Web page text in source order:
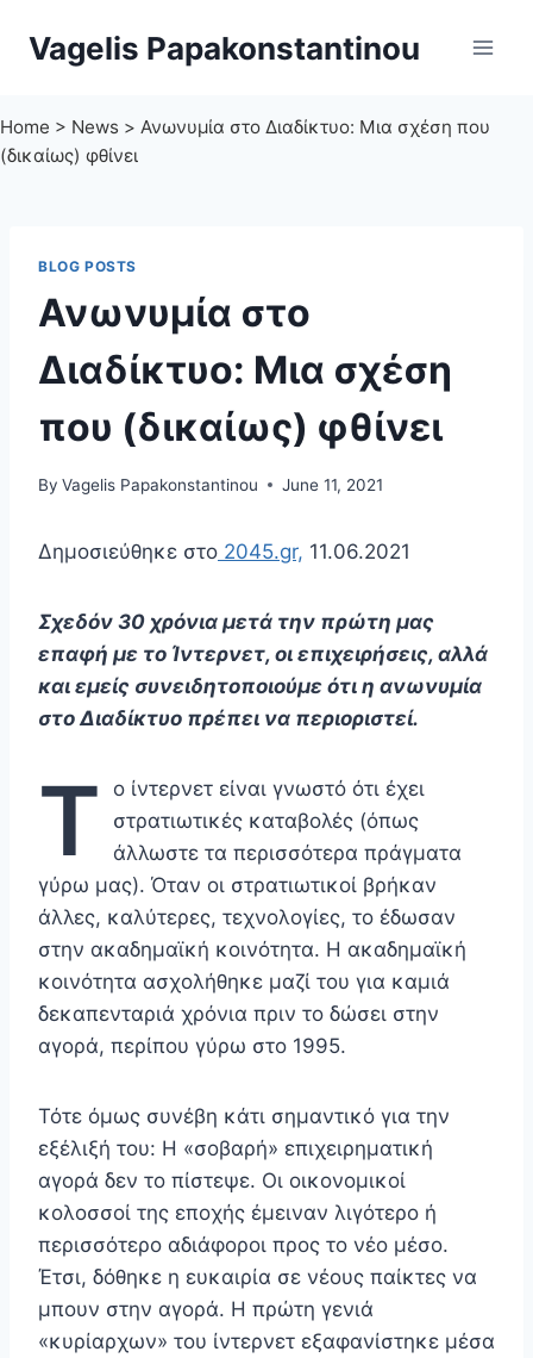
Vagelis Papakonstantinou
Home > News > Ανωνυμία στο Διαδίκτυο: Μια σχέση που
(δικαίως) φθίνει
BLOG POSTS
Ανωνυμία στο
Διαδίκτυο: Μια σχέση
που (δικαίως) φθίνει
By Vagelis Papakonstantinou June 11, 2021
Δημοσιεύθηκε στο 2045.gr, 11.06.2021
Σχεδόν 30 χρόνια μετά την πρώτη μας
επαφή με το Ίντερνετ, οι επιχειρήσεις, αλλά
και εμείς συνειδητοποιούμε ότι η ανωνυμία
στο Διαδίκτυο πρέπει να περιοριστεί.
T
ο ίντερνετ είναι γνωστό ότι έχει
στρατιωτικές καταβολές (όπως
άλλωστε τα περισσότερα πράγματα
γύρω μας). Όταν οι στρατιωτικοί βρήκαν
άλλες, καλύτερες, τεχνολογίες, το έδωσαν
στην ακαδημαϊκή κοινότητα. Η ακαδημαϊκή
κοινότητα ασχολήθηκε μαζί του για καμιά
δεκαπενταριά χρόνια πριν το δώσει στην
αγορά, περίπου γύρω στο 1995.
Τότε όμως συνέβη κάτι σημαντικό για την
εξέλιξή του: Η «σοβαρή» επιχειρηματική
αγορά δεν το πίστεψε. Οι οικονομικοί
κολοσσοί της εποχής έμειναν λιγότερο ή
περισσότερο αδιάφοροι προς το νέο μέσο.
Έτσι, δόθηκε η ευκαιρία σε νέους παίκτες να
μπουν στην αγορά. Η πρώτη γενιά
«κυρίαρχων» του ίντερνετ εξαφανίστηκε μέσα